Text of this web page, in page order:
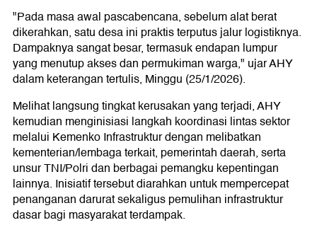
"Pada masa awal pascabencana, sebelum alat berat
dikerahkan, satu desa ini praktis terputus jalur logistiknya.
Dampaknya sangat besar, termasuk endapan lumpur
yang menutup akses dan permukiman warga," ujar AHY
dalam keterangan tertulis, Minggu (25/1/2026).
Melihat langsung tingkat kerusakan yang terjadi, AHY
kemudian menginisiasi langkah koordinasi lintas sektor
melalui Kemenko Infrastruktur dengan melibatkan
kementerian/lembaga terkait, pemerintah daerah, serta
unsur TNI/Polri dan berbagai pemangku kepentingan
lainnya. Inisiatif tersebut diarahkan untuk mempercepat
penanganan darurat sekaligus pemulihan infrastruktur
dasar bagi masyarakat terdampak.